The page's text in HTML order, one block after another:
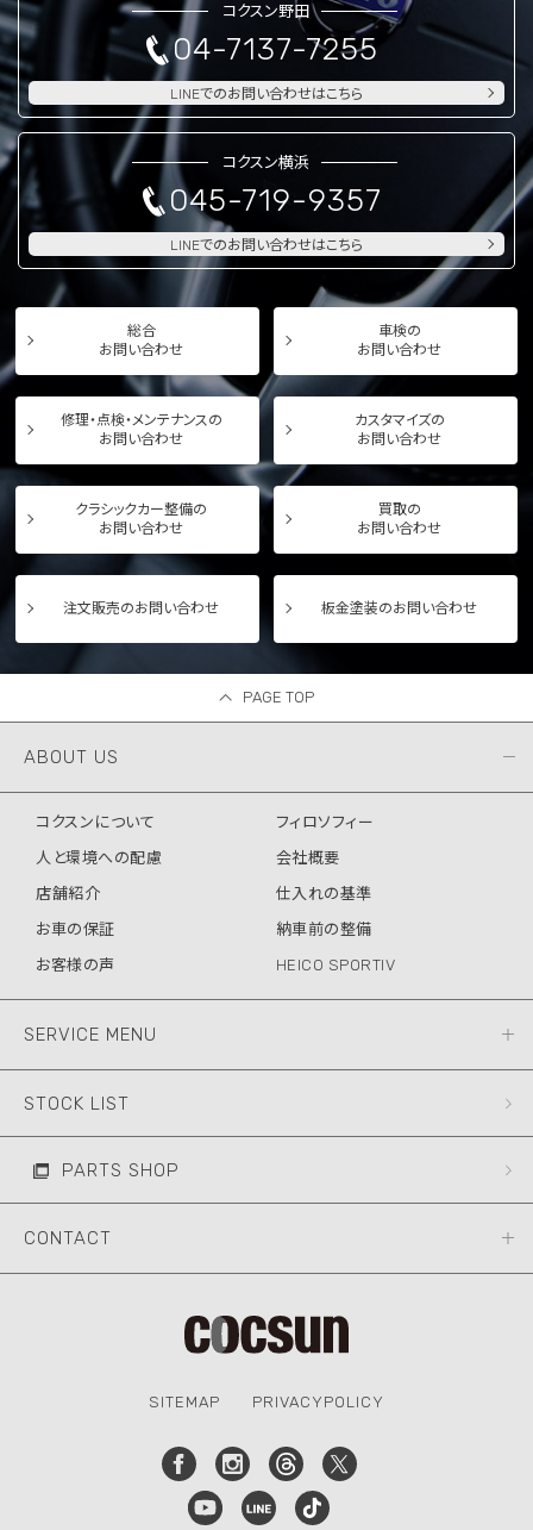
コクスン野田
04-7137-7255
LINEでのお問い合わせはこちら
コクスン横浜
045-719-9357
LINEでのお問い合わせはこちら
総合
お問い合わせ
車検の
お問い合わせ
修理・点検・メンテナンスの
お問い合わせ
カスタマイズの
お問い合わせ
クラシックカー整備の
お問い合わせ
買取の
お問い合わせ
注文販売のお問い合わせ 板金塗装のお問い合わせ
PAGE TOP
ABOUT US
コクスンについて
フィロソフィー
人と環境への配慮
会社概要
店舗紹介
仕入れの基準
お車の保証
納車前の整備
お客様の声
HEICO SPORTIV
SERVICE MENU
STOCK LIST
PARTS SHOP
CONTACT
SITEMAP PRIVACYPOLICY